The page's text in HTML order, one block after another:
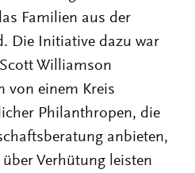
Familien aus der
Die Initiative dazu war
Williamson
von einem Kreis
Philanthropen, die
anbieten,
Verhütung leisten